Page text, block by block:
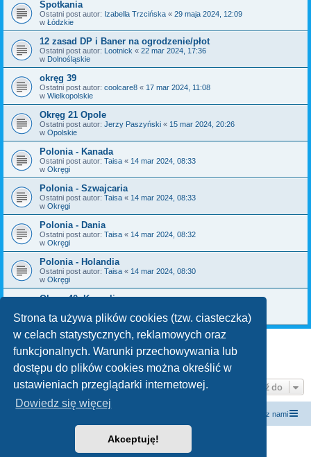
Strona ta używa plików cookies (tzw. ciasteczka)
w celach statystycznych, reklamowych oraz
funkcjonalnych. Warunki przechowywania lub
dostępu do plików cookies można określić w
ustawieniach przeglądarki internetowej.
Dowiedz się więcej
Akceptuję!
Spotkania
Ostatni post autor: Izabella Trzcińska « 29 maja 2024, 12:09
w Łódzkie
12 zasad DP i Baner na ogrodzenie/płot
Ostatni post autor: Lootnick « 22 mar 2024, 17:36
w Dolnośląskie
okręg 39
Ostatni post autor: coolcare8 « 17 mar 2024, 11:08
w Wielkopolskie
Okręg 21 Opole
Ostatni post autor: Jerzy Paszyński « 15 mar 2024, 20:26
w Opolskie
Polonia - Kanada
Ostatni post autor: Taisa « 14 mar 2024, 08:33
w Okręgi
Polonia - Szwajcaria
Ostatni post autor: Taisa « 14 mar 2024, 08:33
w Okręgi
Polonia - Dania
Ostatni post autor: Taisa « 14 mar 2024, 08:32
w Okręgi
Polonia - Holandia
Ostatni post autor: Taisa « 14 mar 2024, 08:30
w Okręgi
Okręg 40. Koszalin
w Okręgi
Znaleziono 34 wyniki Następna
Przejdź do
Kontakt z nami
Technologię dostarczaphpBB® Forum Software © phpBB Limited
Polski pakiet językowy dostarcza